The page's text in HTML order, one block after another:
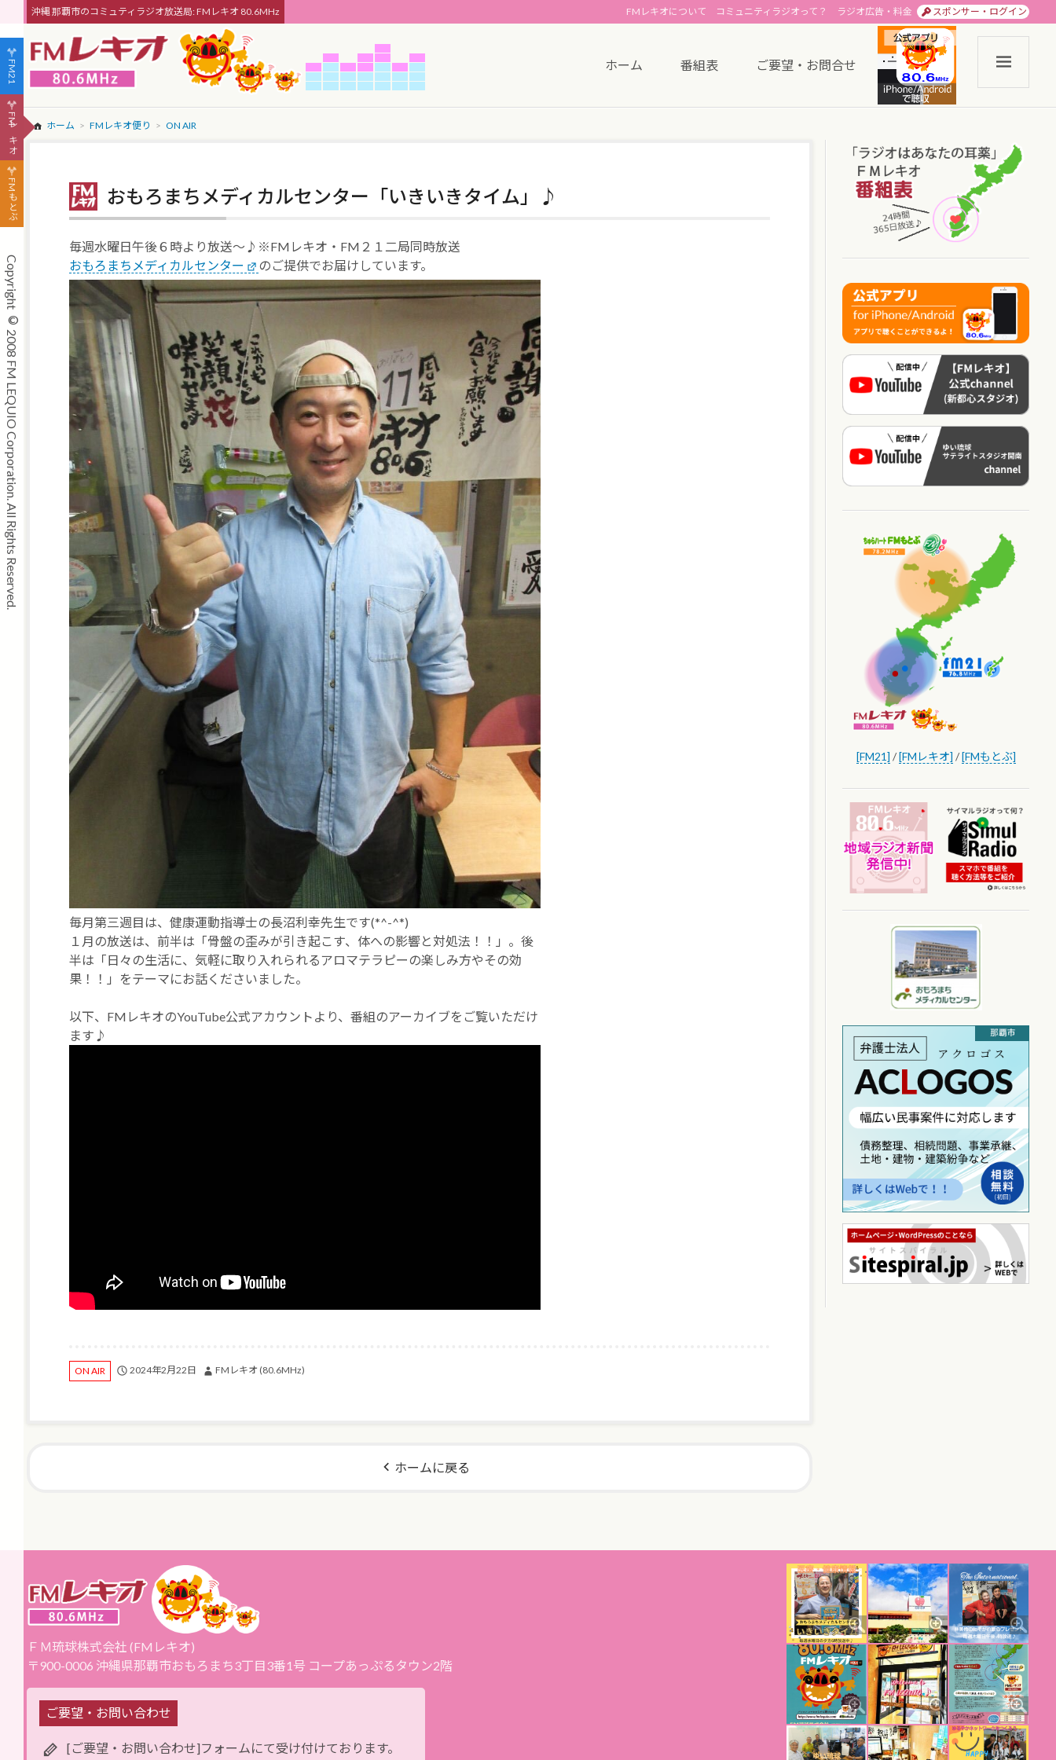
沖縄 那覇市のコミュティラジオ放送局: FMレキオ 80.6MHz スポンサー・ログイン
ラジオ広告・料金
コミュニティラジオって？
FMレキオについて
ホーム 番組表 ご要望・お問合せ
ホーム FMレキオ便り ON AIR
おもろまちメディカルセンター「いきいきタイム」♪
毎週水曜日午後６時より放送～♪※FMレキオ・FM２１二局同時放送
おもろまちメディカルセンター
のご提供でお届けしています。
毎月第三週目は、健康運動指導士の長沼利幸先生です(*^-^*)
１月の放送は、前半は「骨盤の歪みが引き起こす、体への影響と対処法！！」。後
半は「日々の生活に、気軽に取り入れられるアロマテラピーの楽しみ方やその効
果！！」をテーマにお話くださいました。
以下、FMレキオのYouTube公式アカウントより、番組のアーカイブをご覧いただけ
ます♪
ON AIR 2024年2月22日 FMレキオ (80.6MHz)
ホームに戻る
[FM21] /[FMレキオ] /[FMもとぶ]
ＦＭ琉球株式会社 (FMレキオ)
〒900-0006 沖縄県那覇市おもろまち3丁目3番1号 コープあっぷるタウン2階
ご要望・お問い合わせ
[ご要望・お問い合わせ]フォームにて受け付けております。
FM21
FMレキオ
FMもとぶ
Copyright © 2008 FM LEQUIO Corporation. All Rights Reserved.